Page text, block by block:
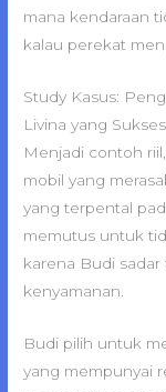
mana kendaraan
kalau perekat
Study Kasus:
Livina yang Sukses
Menjadi contoh
mobil yang
yang terpental
memutus untuk
karena Budi
kenyamanan.
Budi pilih untuk
yang mempunyai